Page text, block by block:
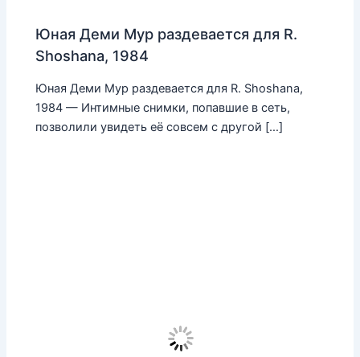
Юная Деми Мур раздевается для R.
Shoshana, 1984
Юная Деми Мур раздевается для R. Shoshana,
1984 — Интимные снимки, попавшие в сеть,
позволили увидеть её совсем с другой […]